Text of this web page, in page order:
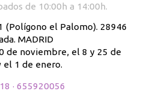
de 10:00h a 14:00h.
(Polígono el Palomo). 28946
MADRID
de noviembre, el 8 y 25 de
el 1 de enero.
· 655920056